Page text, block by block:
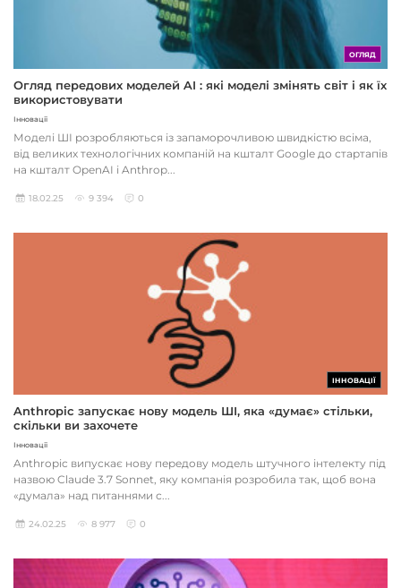
ОГЛЯД
Огляд передових моделей AI : які моделі змінять світ і як їх
використовувати
Інновації
Моделі ШІ розробляються із запаморочливою швидкістю всіма,
від великих технологічних компаній на кшталт Google до стартапів
на кшталт OpenAI і Anthrop...
18.02.25 9 394 0
ІННОВАЦІЇ
Anthropic запускає нову модель ШІ, яка «думає» стільки,
скільки ви захочете
Інновації
Anthropic випускає нову передову модель штучного інтелекту під
назвою Claude 3.7 Sonnet, яку компанія розробила так, щоб вона
«думала» над питаннями с...
24.02.25 8 977 0